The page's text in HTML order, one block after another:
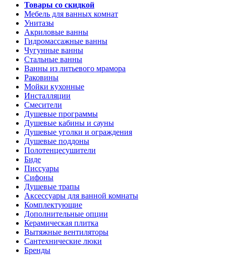
Товары со скидкой
Мебель для ванных комнат
Унитазы
Акриловые ванны
Гидромассажные ванны
Чугунные ванны
Стальные ванны
Ванны из литьевого мрамора
Раковины
Мойки кухонные
Инсталляции
Смесители
Душевые программы
Душевые кабины и сауны
Душевые уголки и ограждения
Душевые поддоны
Полотенцесушители
Биде
Писсуары
Сифоны
Душевые трапы
Аксессуары для ванной комнаты
Комплектующие
Дополнительные опции
Керамическая плитка
Вытяжные вентиляторы
Сантехнические люки
Бренды